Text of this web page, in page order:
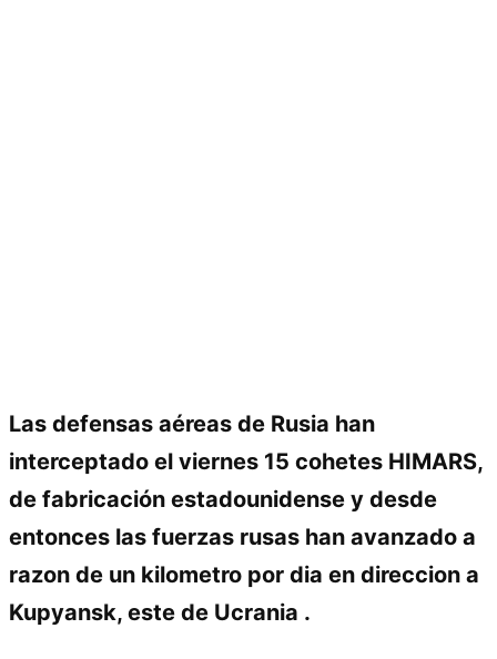
Las defensas aéreas de Rusia han
interceptado el viernes 15 cohetes HIMARS,
de fabricación estadounidense y desde
entonces las fuerzas rusas han avanzado a
razon de un kilometro por dia en direccion a
Kupyansk, este de Ucrania .